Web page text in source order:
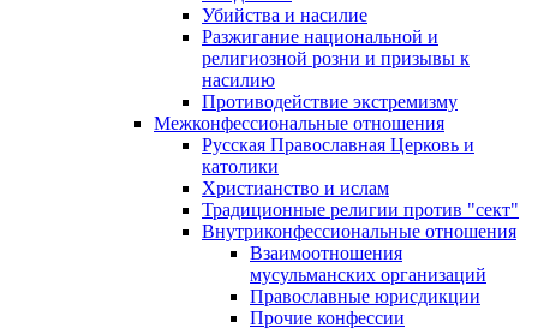
Убийства и насилие
Разжигание национальной и
религиозной розни и призывы к
насилию
Противодействие экстремизму
Межконфессиональные отношения
Русская Православная Церковь и
католики
Христианство и ислам
Традиционные религии против "сект"
Внутриконфессиональные отношения
Взаимоотношения
мусульманских организаций
Православные юрисдикции
Прочие конфессии